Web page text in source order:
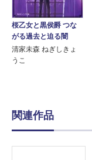
桜乙女と黒侯爵 つな
がる過去と迫る闇
清家未森 ねぎしきょ
うこ
関連作品